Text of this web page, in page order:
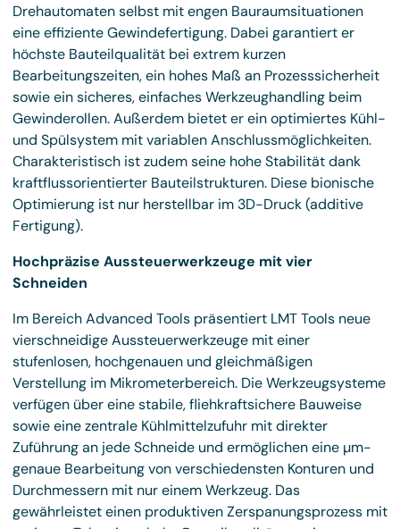
Drehautomaten selbst mit engen Bauraumsituationen
eine effiziente Gewindefertigung. Dabei garantiert er
höchste Bauteilqualität bei extrem kurzen
Bearbeitungszeiten, ein hohes Maß an Prozesssicherheit
sowie ein sicheres, einfaches Werkzeughandling beim
Gewinderollen. Außerdem bietet er ein optimiertes Kühl-
und Spülsystem mit variablen Anschlussmöglichkeiten.
Charakteristisch ist zudem seine hohe Stabilität dank
kraftflussorientierter Bauteilstrukturen. Diese bionische
Optimierung ist nur herstellbar im 3D-Druck (additive
Fertigung).
Hochpräzise Aussteuerwerkzeuge mit vier
Schneiden
Im Bereich Advanced Tools präsentiert LMT Tools neue
vierschneidige Aussteuerwerkzeuge mit einer
stufenlosen, hochgenauen und gleichmäßigen
Verstellung im Mikrometerbereich. Die Werkzeugsysteme
verfügen über eine stabile, fliehkraftsichere Bauweise
sowie eine zentrale Kühlmittelzufuhr mit direkter
Zuführung an jede Schneide und ermöglichen eine µm-
genaue Bearbeitung von verschiedensten Konturen und
Durchmessern mit nur einem Werkzeug. Das
gewährleistet einen produktiven Zerspanungsprozess mit